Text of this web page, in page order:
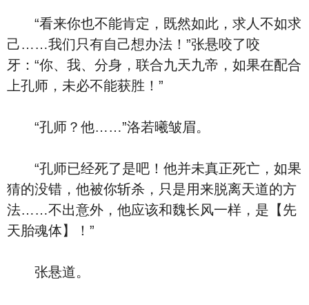
“看来你也不能肯定，既然如此，求人不如求
己……我们只有自己想办法！”张悬咬了咬
牙：“你、我、分身，联合九天九帝，如果在配合
上孔师，未必不能获胜！”
“孔师？他……”洛若曦皱眉。
“孔师已经死了是吧！他并未真正死亡，如果
猜的没错，他被你斩杀，只是用来脱离天道的方
法……不出意外，他应该和魏长风一样，是【先
天胎魂体】！”
张悬道。